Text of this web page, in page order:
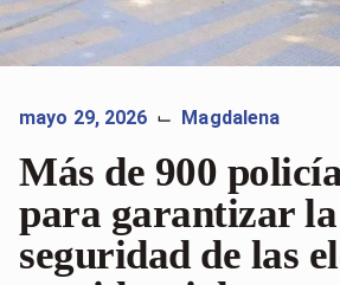
mayo 29, 2026 ⌙ Magdalena
Más de 900
para garantizar la
seguridad de las